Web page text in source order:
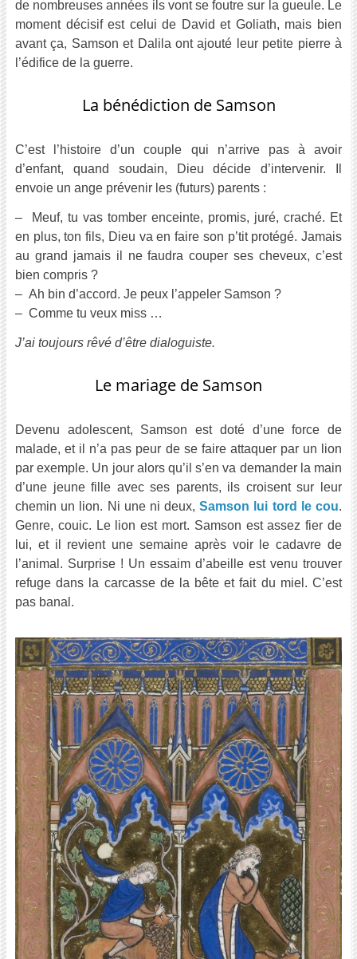
de nombreuses années ils vont se foutre sur la gueule. Le
moment décisif est celui de David et Goliath, mais bien
avant ça, Samson et Dalila ont ajouté leur petite pierre à
l’édifice de la guerre.
La bénédiction de Samson
C’est l’histoire d’un couple qui n’arrive pas à avoir
d’enfant, quand soudain, Dieu décide d’intervenir. Il
envoie un ange prévenir les (futurs) parents :
– Meuf, tu vas tomber enceinte, promis, juré, craché. Et
en plus, ton fils, Dieu va en faire son p’tit protégé. Jamais
au grand jamais il ne faudra couper ses cheveux, c’est
bien compris ?
– Ah bin d’accord. Je peux l’appeler Samson ?
– Comme tu veux miss …
J’ai toujours rêvé d’être dialoguiste.
Le mariage de Samson
Devenu adolescent, Samson est doté d’une force de
malade, et il n’a pas peur de se faire attaquer par un lion
par exemple. Un jour alors qu’il s’en va demander la main
d’une jeune fille avec ses parents, ils croisent sur leur
chemin un lion. Ni une ni deux,Samson lui tord le cou.
Genre, couic. Le lion est mort. Samson est assez fier de
lui, et il revient une semaine après voir le cadavre de
l’animal. Surprise ! Un essaim d’abeille est venu trouver
refuge dans la carcasse de la bête et fait du miel. C’est
pas banal.